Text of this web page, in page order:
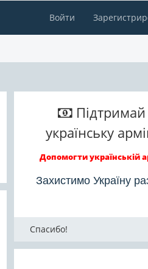
Войти
Підтримай
українську
Допомогти українській
Захистимо Україну
Спасибо!